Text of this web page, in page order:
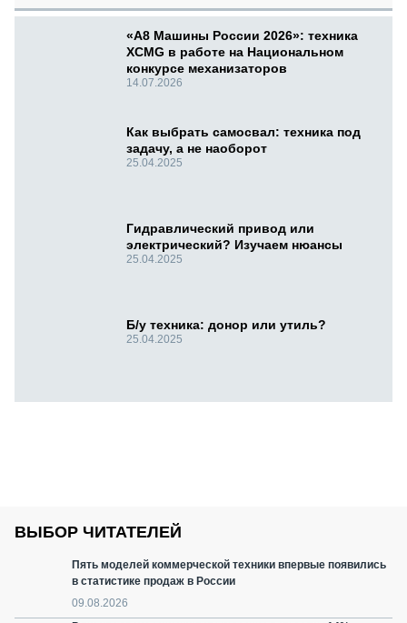
«А8 Машины России 2026»: техника
XCMG в работе на Национальном
конкурсе механизаторов
14.07.2026
Как выбрать самосвал: техника под
задачу, а не наоборот
25.04.2025
Гидравлический привод или
электрический? Изучаем нюансы
25.04.2025
Б/у техника: донор или утиль?
25.04.2025
ВЫБОР ЧИТАТЕЛЕЙ
Пять моделей коммерческой техники впервые появились
в статистике продаж в России
09.08.2026